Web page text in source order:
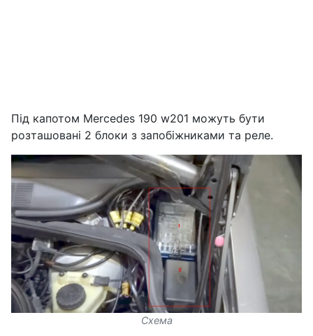
Під капотом Mercedes 190 w201 можуть бути
розташовані 2 блоки з запобіжниками та реле.
Схема